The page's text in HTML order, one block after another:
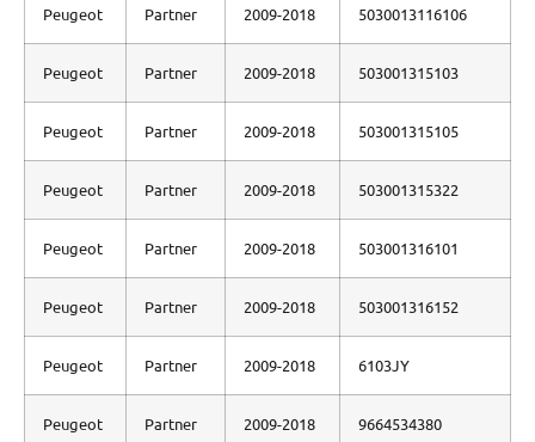
Peugeot Partner 2009-2018 5030013116106
Peugeot Partner 2009-2018 503001315103
Peugeot Partner 2009-2018 503001315105
Peugeot Partner 2009-2018 503001315322
Peugeot Partner 2009-2018 503001316101
Peugeot Partner 2009-2018 503001316152
Peugeot Partner 2009-2018 6103JY
Peugeot Partner 2009-2018 9664534380